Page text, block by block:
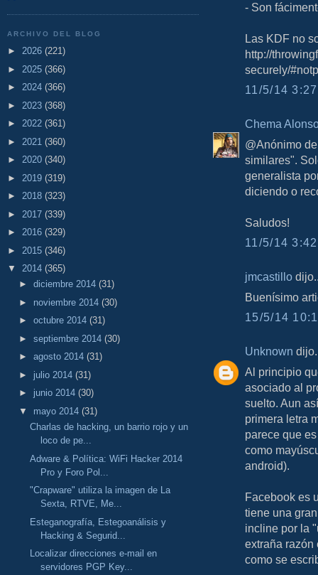
ARCHIVO DEL BLOG
► 2026 (221)
► 2025 (366)
► 2024 (366)
► 2023 (368)
► 2022 (361)
► 2021 (360)
► 2020 (340)
► 2019 (319)
► 2018 (323)
► 2017 (339)
► 2016 (329)
► 2015 (346)
▼ 2014 (365)
► diciembre 2014 (31)
► noviembre 2014 (30)
► octubre 2014 (31)
► septiembre 2014 (30)
► agosto 2014 (31)
► julio 2014 (31)
► junio 2014 (30)
▼ mayo 2014 (31)
Charlas de hacking, un barrio rojo y un
loco de pe...
Adware & Política: WiFi Hacker 2014
Pro y Foro Pol...
"Crapware" utiliza la imagen de La
Sexta, RTVE, Me...
Esteganografía, Estegoanálisis y
Hacking & Segurid...
Localizar direcciones e-mail en
servidores PGP Key...
- Son
Las KDF no
http://
securely/
11/5/14
Chema
@Anónimo
similares".
generalista
diciendo o
Saludos!
11/5/14
jmcastillo
Buenísimo
15/5/14
Unknown
Al principio
asociado al
suelto. Aun
primera letra
parece que
como
android).
Facebook es
tiene una
incline por la
extraña razón
como se